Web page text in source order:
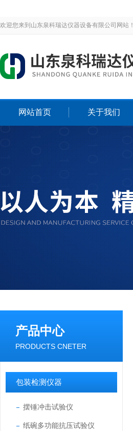
欢迎您来到山东泉科瑞达仪器设备有限公司网站！
网站首页 关于我们
产品中心
PRODUCTS CNETER
包装检测仪器
摆锤冲击试验仪
纸碗多功能抗压试验仪